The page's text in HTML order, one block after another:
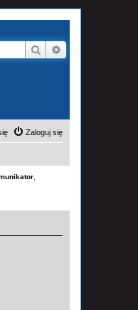
Szukaj
Zaloguj się